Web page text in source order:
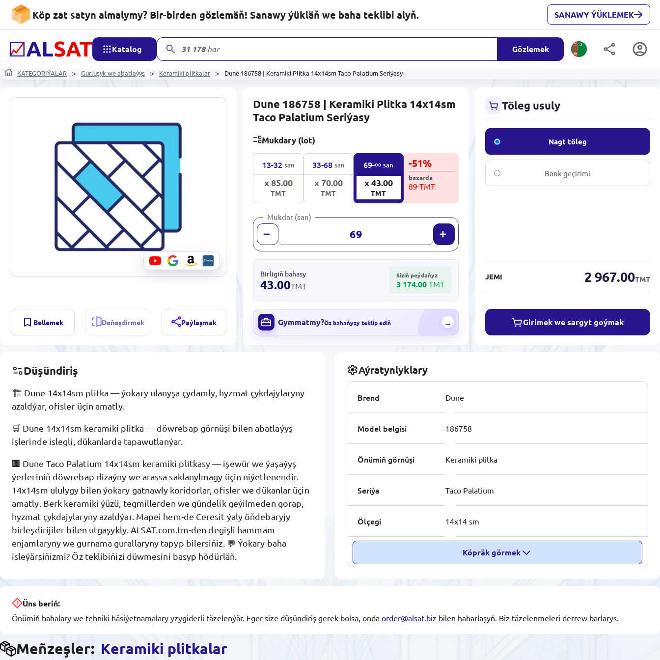
Köp zat satyn almalymy? Bir-birden gözlemäň! Sanawy ýükläň we baha teklibi alyň. SANAWY ÝÜKLEMEK
Katalog 31 178harytlary Gözlemek
KATEGORIÝALAR Gurluşyk we abatlaýyş Keramiki plitkalar Dune 186758 | Keramiki Plitka 14x14sm Taco Palatium Seriýasy
Bellemek Deňeşdirmek Paýlaşmak
Dune 186758 | Keramiki Plitka 14x14sm
Taco Palatium Seriýasy
Mukdary (lot)
13-32 san
x 85.00
TMT
33-68 san
x 70.00
TMT
69-∞ san
x 43.00
TMT
-51%
bazarda
89 TMT
Mukdar (san)
Birligiň bahasy
43.00TMT
Siziň peýdaňyz
3 174.00 TMT
Gymmatmy?Öz bahaňyzy teklip ediň →
Töleg usuly
Nagt töleg
Bank geçirimi
JEMI 2 967.00TMT
Girimek we sargyt goýmak
Düşündiriş
🏗️ Dune 14x14sm plitka — ýokary ulanyşa çydamly, hyzmat çykdajylaryny
azaldýar, ofisler üçin amatly.
🛒 Dune 14x14sm keramiki plitka — döwrebap görnüşi bilen abatlaýyş
işlerinde islegli, dükanlarda tapawutlanýar.
🏢 Dune Taco Palatium 14x14sm keramiki plitkasy — işewür we ýaşaýyş
ýerleriniň döwrebap dizaýny we arassa saklanylmagy üçin niýetlenendir.
14x14sm ululygy bilen ýokary gatnawly koridorlar, ofisler we dükanlar üçin
amatly. Berk keramiki ýüzü, tegmillerden we gündelik geýilmeden gorap,
hyzmat çykdajylaryny azaldýar. Mapei hem-de Ceresit ýaly öňdebaryjy
birleşdirijiler bilen utgaşykly. ALSAT.com.tm-den degişli hammam
enjamlaryny we gurnama gurallaryny tapyp bilersiňiz. 💬 Ýokary baha
isleýärsiňizmi? Öz teklibiňizi düwmesini basyp hödürläň.
Aýratynlyklary
Brend Dune
Model belgisi 186758
Önümiň görnüşi Keramiki plitka
Seriýa Taco Palatium
Ölçegi 14x14 sm
Köpräk görmek
Üns beriň:
Önümiň bahalary we tehniki häsiýetnamalary yzygiderli täzelenýär. Eger size düşündiriş gerek bolsa, onda order@alsat.biz bilen habarlaşyň. Biz täzelenmeleri derrew barlarys.
Meñzeşler: Keramiki plitkalar